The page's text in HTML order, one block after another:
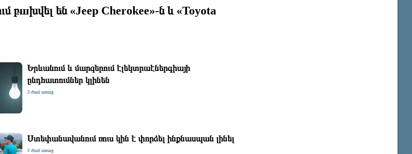
բшխվել են «Jeep Cherokee»-ն և «Toyota
Երևանում և մարզերում էլեկտրաէներգիայի
ընդհատումներ կլինեն
3 ժամ առաջ
Ստեփանավանում ռուս կին է փորձել ինքնասպան լինել
3 ժամ առաջ